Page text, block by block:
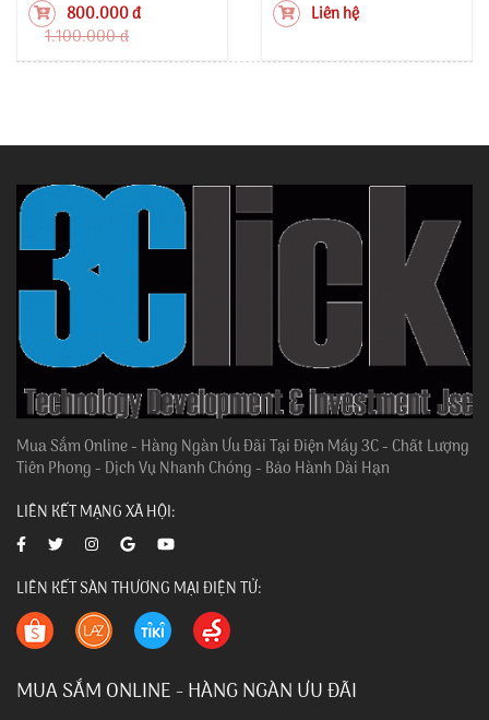
800.000 đ
1.100.000 đ
Liên hệ
Mua Sắm Online - Hàng Ngàn Ưu Đãi Tại Điện Máy 3C - Chất Lượng
Tiên Phong - Dịch Vụ Nhanh Chóng - Bảo Hành Dài Hạn
LIÊN KẾT MẠNG XÃ HỘI:
LIÊN KẾT SÀN THƯƠNG MẠI ĐIỆN TỬ:
MUA SẮM ONLINE - HÀNG NGÀN ƯU ĐÃI